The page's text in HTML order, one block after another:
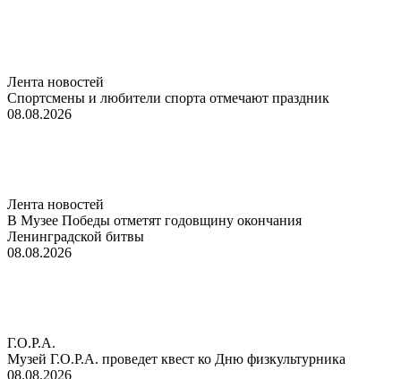
Лента новостей
Спортсмены и любители спорта отмечают праздник
08.08.2026
Лента новостей
В Музее Победы отметят годовщину окончания
Ленинградской битвы
08.08.2026
Г.О.Р.А.
Музей Г.О.Р.А. проведет квест ко Дню физкультурника
08.08.2026